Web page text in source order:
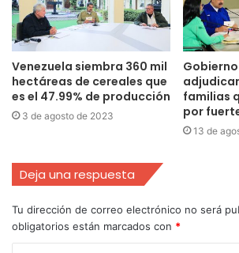
Venezuela siembra 360 mil
hectáreas de cereales que
es el 47.99% de producción
3 de agosto de 2023
familias
por
13 de
Deja una respuesta
Tu dirección de correo electrónico no será
obligatorios están marcados con *